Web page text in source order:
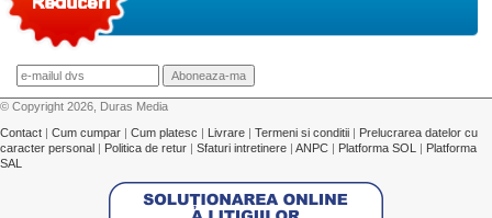
© Copyright 2026, Duras Media
Contact | Cum cumpar | Cum platesc | Livrare | Termeni si conditii | Prelucrarea datelor cu
caracter personal | Politica de retur | Sfaturi intretinere | ANPC | Platforma SOL | Platforma
SAL